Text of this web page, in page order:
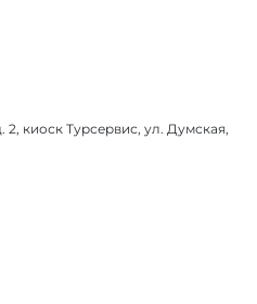
киоск Турсервис, ул. Думская,